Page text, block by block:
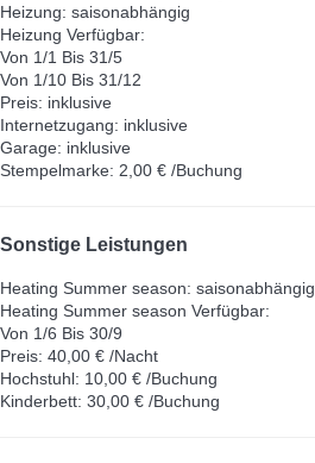
Heizung: saisonabhängig
Heizung Verfügbar:
Von 1/1 Bis 31/5
Von 1/10 Bis 31/12
Preis: inklusive
Internetzugang: inklusive
Garage: inklusive
Stempelmarke: 2,00 € /Buchung
Sonstige Leistungen
Heating Summer season: saisonabhängig
Heating Summer season Verfügbar:
Von 1/6 Bis 30/9
Preis: 40,00 € /Nacht
Hochstuhl: 10,00 € /Buchung
Kinderbett: 30,00 € /Buchung